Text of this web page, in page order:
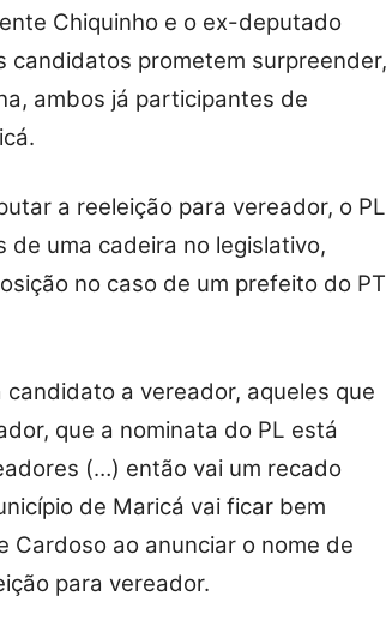
Chiquinho e o ex-deputado
candidatos prometem surpreender,
ambos já participantes de
a reeleição para vereador, o PL
de uma cadeira no legislativo,
no caso de um prefeito do PT
candidato a vereador, aqueles que
que a nominata do PL está
(…) então vai um recado
de Maricá vai ficar bem
Cardoso ao anunciar o nome de
para vereador.